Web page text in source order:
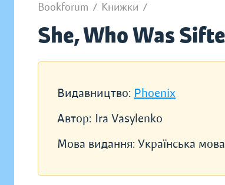
Bookforum / Книжки /
She, Who Was
Видавництво: Phoenix
Автор: Ira Vasylenko
Мова видання: Українська мова